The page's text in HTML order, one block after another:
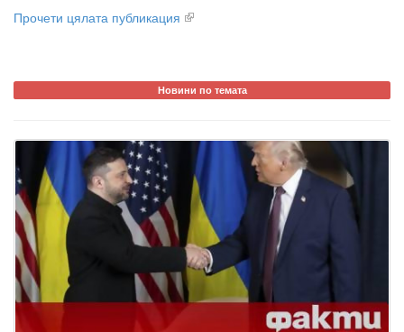
Прочети цялата публикация
Новини по темата